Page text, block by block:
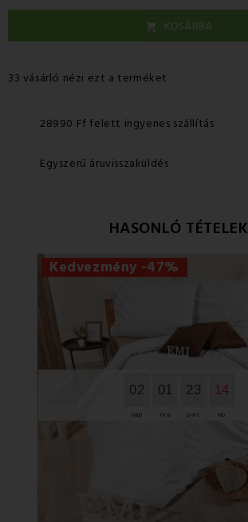
 KOSÁRBA
33 vásárló nézi ezt a terméket
28990 Ff felett ingyenes szállítás
Egyszerű áruvisszaküldés
HASONLÓ TÉTELEK
Kedvezmény -47%
02
nap
01
óra
23
perc
13
mp.